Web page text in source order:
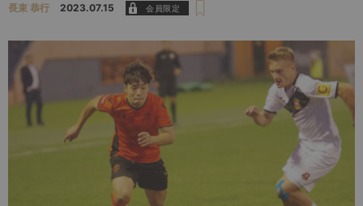
長束 恭行 2023.07.15